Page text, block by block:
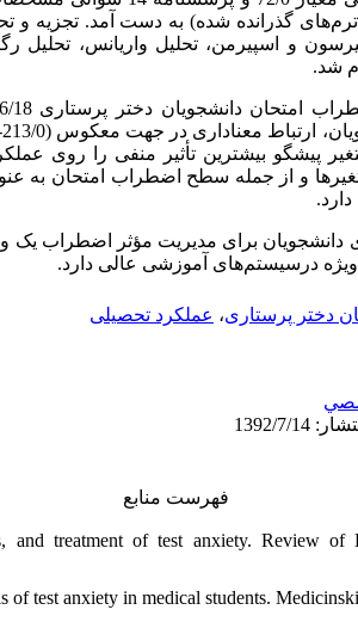
گذرانده شده) به دست آمد. تجزیه و
و اسپیرمن، تحلیل واریانس،
ارتباط معناداری در جهت معکوس (213/0- =
پیشگو بیشترین تأثیر منفی را روی
و از جمله سطح اضطراب امتحان به
دانشجویان برای مدیریت مؤثر اضطراب
درسیستم‌‌های آموزشی عالی دارد.
دختر پرستاری، عملکرد تحصیلی
فهرست منابع
and treatment of test anxiety. Review of
test anxiety in medical students.